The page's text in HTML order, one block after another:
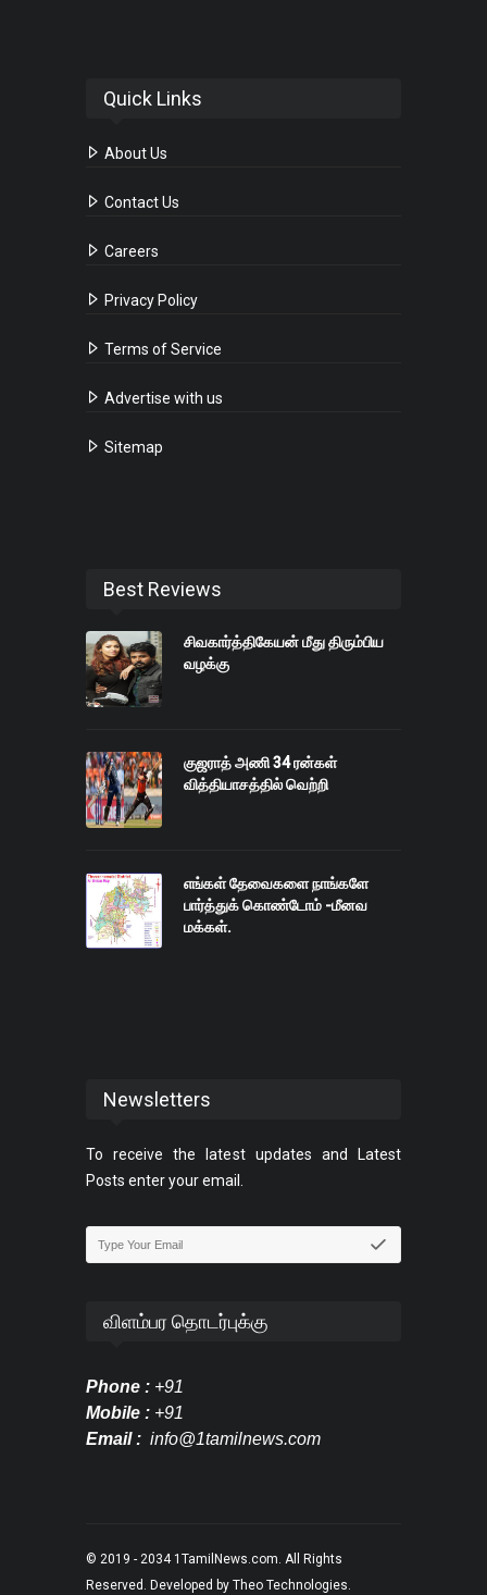
Quick Links
About Us
Contact Us
Careers
Privacy Policy
Terms of Service
Advertise with us
Sitemap
Best Reviews
சிவகார்த்திகேயன் மீது திரும்பிய
வழக்கு
குஜராத் அணி 34 ரன்கள்
வித்தியாசத்தில் வெற்றி
எங்கள் தேவைகளை நாங்களே
பார்த்துக் கொண்டோம் -மீனவ
மக்கள்.
Newsletters
To receive the latest updates and Latest
Posts enter your email.
விளம்பர தொடர்புக்கு
Phone : +91
Mobile : +91
Email : info@1tamilnews.com
© 2019 - 2034 1TamilNews.com . All Rights
Reserved. Developed by Theo Technologies